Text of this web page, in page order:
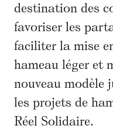
destination des
favoriser les
faciliter la mise
hameau léger et
nouveau modèle
les projets de
Réel Solidaire.